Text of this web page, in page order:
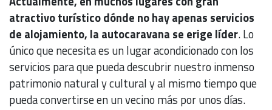
atractivo turístico dónde no hay apenas servicios
de alojamiento, la autocaravana se erige líder. Lo
único que necesita es un lugar acondicionado con los
servicios para que pueda descubrir nuestro inmenso
patrimonio natural y cultural y al mismo tiempo que
pueda convertirse en un vecino más por unos días.